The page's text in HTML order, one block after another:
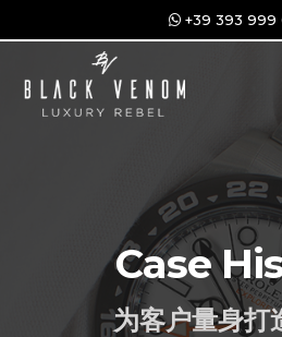
+39 393 999
Case
为客户量身打